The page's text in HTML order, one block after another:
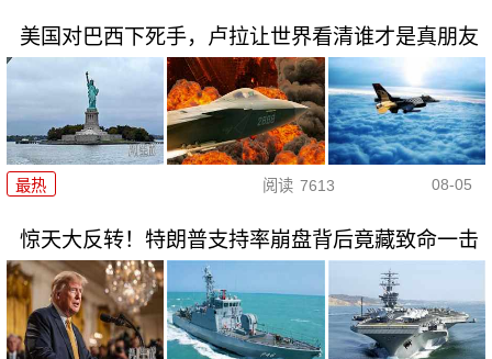
美国对巴西下死手，卢拉让世界看清谁才是真朋友
最热 阅读 7613 08-05
惊天大反转！特朗普支持率崩盘背后竟藏致命一击